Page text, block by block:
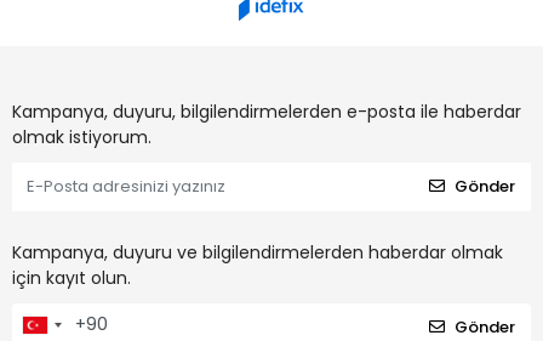
Kampanya, duyuru, bilgilendirmelerden e-posta ile haberdar
olmak istiyorum.
Gönder
Kampanya, duyuru ve bilgilendirmelerden haberdar olmak
için kayıt olun.
Gönder